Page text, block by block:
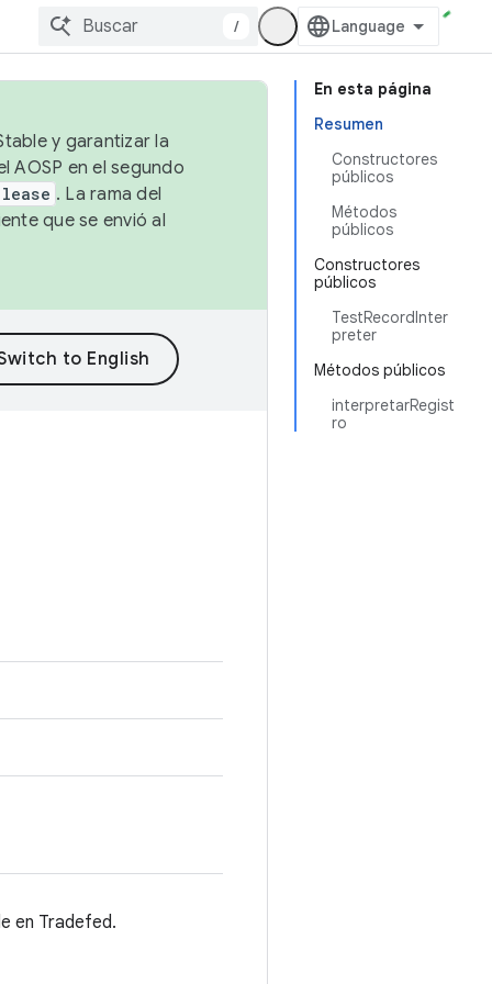
/
En esta página
Resumen
Constructores
públicos
Métodos
públicos
Constructores
públicos
TestRecordInter
preter
Métodos públicos
interpretarRegist
ro
y garantizar la
AOSP en el segundo
. La rama del
que se envió al
en Tradefed.